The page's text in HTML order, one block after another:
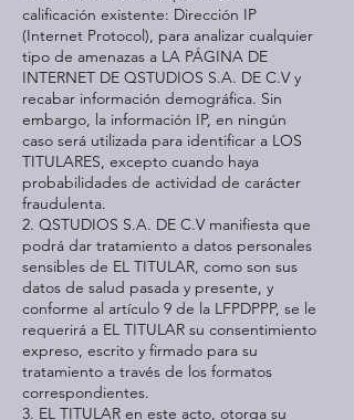
calificación existente: Dirección IP
(Internet Protocol), para analizar cualquier
tipo de amenazas a LA PÁGINA DE
INTERNET DE QSTUDIOS S.A. DE C.V y
recabar información demográfica. Sin
embargo, la información IP, en ningún
caso será utilizada para identificar a LOS
TITULARES, excepto cuando haya
probabilidades de actividad de carácter
fraudulenta.
2. QSTUDIOS S.A. DE C.V manifiesta que
podrá dar tratamiento a datos personales
sensibles de EL TITULAR, como son sus
datos de salud pasada y presente, y
conforme al artículo 9 de la LFPDPPP, se le
requerirá a EL TITULAR su consentimiento
expreso, escrito y firmado para su
tratamiento a través de los formatos
correspondientes.
3. EL TITULAR en este acto, otorga su